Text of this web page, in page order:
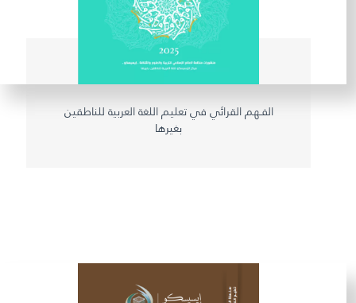
الفـهم القرائي في تعليم اللغة العربية للناطقين
بغيرها